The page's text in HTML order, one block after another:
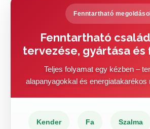
Fenntartható
Fenntartható
tervezése, gyártása
Teljes folyamat egy kézben –
alapanyagokkal és energiatakarékos
Kender Fa Szalma